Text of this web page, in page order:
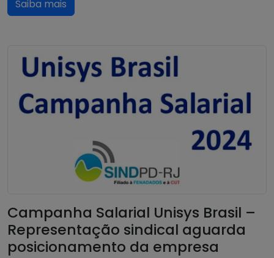
Saiba mais
Campanha Salarial Unisys Brasil –
Representação sindical aguarda
posicionamento da empresa